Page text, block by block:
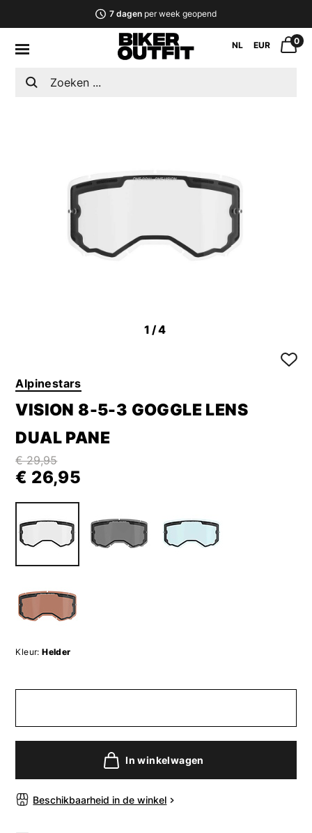
7 dagenper week geopend
NL EUR 0
1 /4
Alpinestars
VISION 8-5-3 GOGGLE LENS
DUAL PANE
€ 29,95
€ 26,95
Kleur: Helder
In winkelwagen
Beschikbaarheid in de winkel